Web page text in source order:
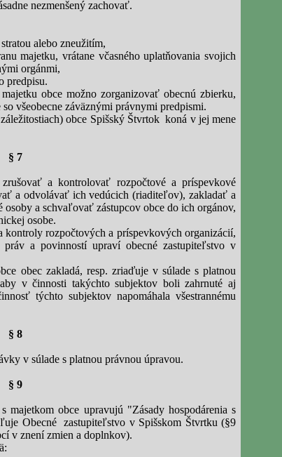
nezmenšený zachovať.
alebo zneužitím,
majetku, vrátane včasného uplatňovania svojich
orgánmi,
predpisu.
obce možno zorganizovať obecnú zbierku,
všeobecne záväznými právnymi predpismi.
záležitostiach) obce Spišský Štvrtok koná v jej mene
§ 7
a kontrolovať rozpočtové a príspevkové
a odvolávať ich vedúcich (riaditeľov), zakladať a
a schvaľovať zástupcov obce do ich orgánov,
osobe.
kontroly rozpočtových a príspevkových organizácií,
a povinností upraví obecné zastupiteľstvo v
obec zakladá, resp. zriaďuje v súlade s platnou
v činnosti takýchto subjektov boli zahrnuté aj
týchto subjektov napomáhala všestrannému
§ 8
v súlade s platnou právnou úpravou.
§ 9
majetkom obce upravujú "Zásady hospodárenia s
Obecné
zastupiteľstvo v Spišskom Štvrtku (§9
v znení zmien a doplnkov).